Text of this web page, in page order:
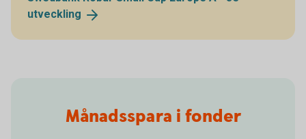
utveckling
Månadsspara i fonder